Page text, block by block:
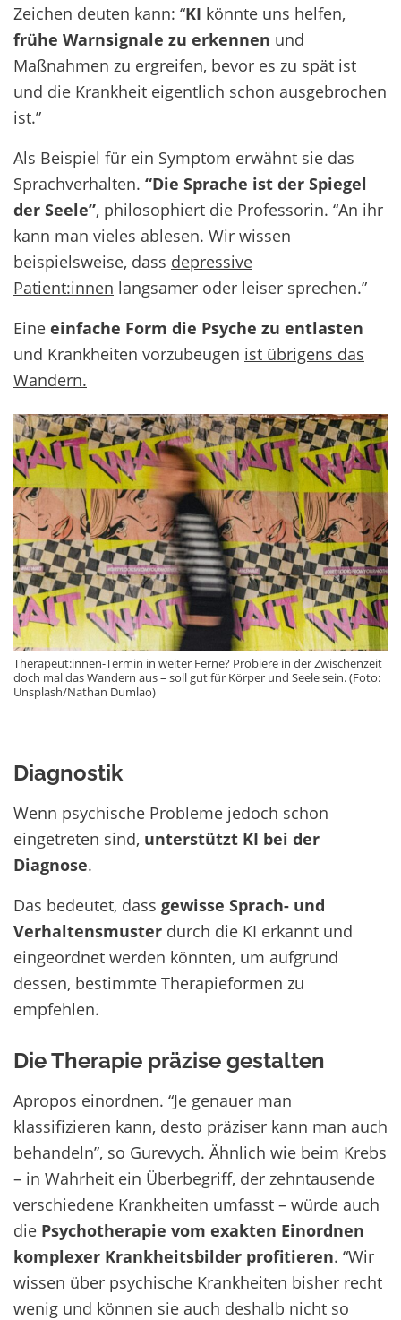
Zeichen deuten kann: “KI könnte uns helfen,
frühe Warnsignale zu erkennen und
Maßnahmen zu ergreifen, bevor es zu spät ist
und die Krankheit eigentlich schon ausgebrochen
ist.”
Als Beispiel für ein Symptom erwähnt sie das
Sprachverhalten. “Die Sprache ist der Spiegel
der Seele”, philosophiert die Professorin. “An ihr
kann man vieles ablesen. Wir wissen
beispielsweise, dass depressive
Patient:innen langsamer oder leiser sprechen.”
Eine einfache Form die Psyche zu entlasten
und Krankheiten vorzubeugen ist übrigens das
Wandern.
Therapeut:innen-Termin in weiter Ferne? Probiere in der Zwischenzeit
doch mal das Wandern aus – soll gut für Körper und Seele sein. (Foto:
Unsplash/Nathan Dumlao)
Diagnostik
Wenn psychische Probleme jedoch schon
eingetreten sind, unterstützt KI bei der
Diagnose.
Das bedeutet, dass gewisse Sprach- und
Verhaltensmuster durch die KI erkannt und
eingeordnet werden könnten, um aufgrund
dessen, bestimmte Therapieformen zu
empfehlen.
Die Therapie präzise gestalten
Apropos einordnen. “Je genauer man
klassifizieren kann, desto präziser kann man auch
behandeln”, so Gurevych. Ähnlich wie beim Krebs
– in Wahrheit ein Überbegriff, der zehntausende
verschiedene Krankheiten umfasst – würde auch
die Psychotherapie vom exakten Einordnen
komplexer Krankheitsbilder profitieren. “Wir
wissen über psychische Krankheiten bisher recht
wenig und können sie auch deshalb nicht so